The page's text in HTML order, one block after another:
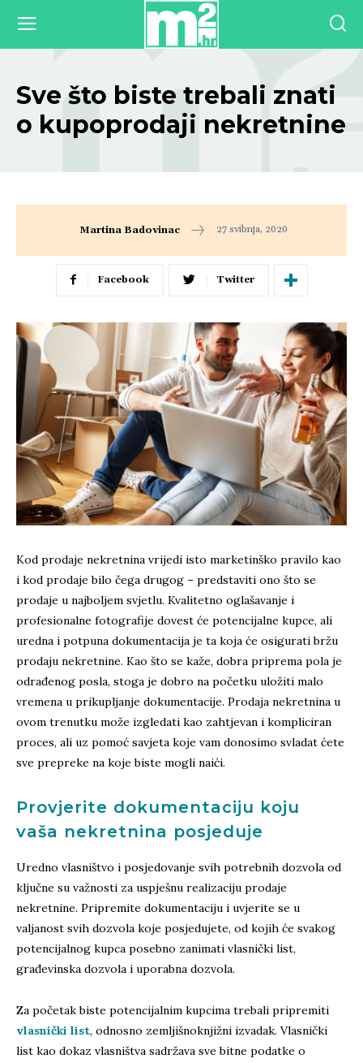
Sve što biste trebali znati
o kupoprodaji nekretnine
Martina Badovinac 27 svibnja, 2020
Facebook Twitter
Kod prodaje nekretnina vrijedi isto marketinško pravilo kao
i kod prodaje bilo čega drugog – predstaviti ono što se
prodaje u najboljem svjetlu. Kvalitetno oglašavanje i
profesionalne fotografije dovest će potencijalne kupce, ali
uredna i potpuna dokumentacija je ta koja će osigurati bržu
prodaju nekretnine. Kao što se kaže, dobra priprema pola je
odrađenog posla, stoga je dobro na početku uložiti malo
vremena u prikupljanje dokumentacije. Prodaja nekretnina u
ovom trenutku može izgledati kao zahtjevan i kompliciran
proces, ali uz pomoć savjeta koje vam donosimo svladat ćete
sve prepreke na koje biste mogli naići.
Provjerite dokumentaciju koju
vaša nekretnina posjeduje
Uredno vlasništvo i posjedovanje svih potrebnih dozvola od
ključne su važnosti za uspješnu realizaciju prodaje
nekretnine. Pripremite dokumentaciju i uvjerite se u
valjanost svih dozvola koje posjedujete, od kojih će svakog
potencijalnog kupca posebno zanimati vlasnički list,
građevinska dozvola i uporabna dozvola.
Za početak biste potencijalnim kupcima trebali pripremiti
vlasnički list, odnosno zemljišnoknjižni izvadak. Vlasnički
list kao dokaz vlasništva sadržava sve bitne podatke o